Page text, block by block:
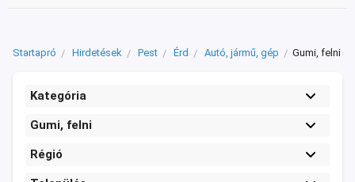
Startapró Hirdetések Pest Érd Autó, jármű, gép Gumi, felni
Kategória
Gumi, felni
Régió